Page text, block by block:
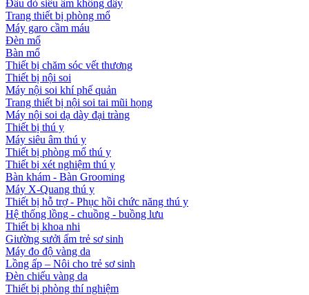
Đầu dò siêu âm không dây
Trang thiết bị phòng mổ
Máy garo cầm máu
Đèn mổ
Bàn mổ
Thiết bị chăm sóc vết thương
Thiết bị nội soi
Máy nội soi khí phế quản
Trang thiết bị nội soi tai mũi họng
Máy nội soi dạ dày đại tràng
Thiết bị thú y
Máy siêu âm thú y
Thiết bị phòng mổ thú y
Thiết bị xét nghiệm thú y
Bàn khám - Bàn Grooming
Máy X-Quang thú y
Thiết bị hỗ trợ - Phục hồi chức năng thú y
Hệ thống lồng - chuồng - buồng lưu
Thiết bị khoa nhi
Giường sưởi ấm trẻ sơ sinh
Máy đo độ vàng da
Lồng ấp – Nôi cho trẻ sơ sinh
Đèn chiếu vàng da
Thiết bị phòng thí nghiệm